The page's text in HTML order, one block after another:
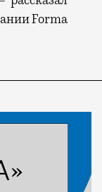
Forma